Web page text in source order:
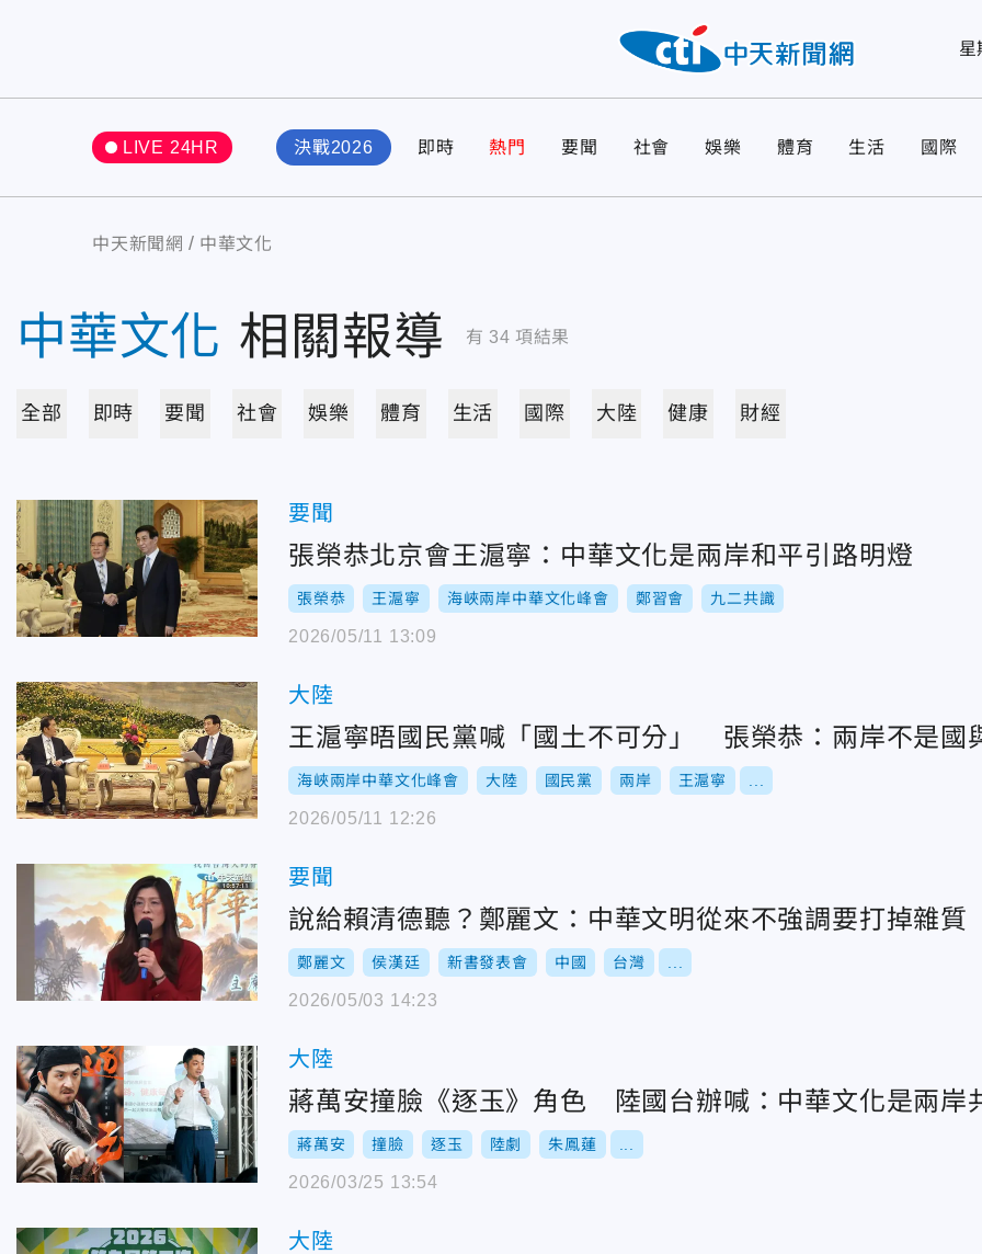
星
LIVE 24HR 決戰2026 即時 熱門 要聞 社會 娛樂 體育 生活 國際
中天新聞網 中華文化
中華文化 相關報導 有 34 項結果
全部 即時 要聞 社會 娛樂 體育 生活 國際 大陸 健康 財經
要聞
張榮恭北京會王滬寧：中華文化是兩岸和平引路明燈
張榮恭 王滬寧 海峽兩岸中華文化峰會 鄭習會 九二共識
2026/05/11 13:09
大陸
王滬寧晤國民黨喊「國土不可分」 張榮恭：兩岸不是國
海峽兩岸中華文化峰會 大陸 國民黨 兩岸 王滬寧
2026/05/11 12:26
要聞
說給賴清德聽？鄭麗文：中華文明從來不強調要打掉雜質
鄭麗文 侯漢廷 新書發表會 中國 台灣
2026/05/03 14:23
大陸
蔣萬安撞臉《逐玉》角色 陸國台辦喊：中華文化是兩岸
蔣萬安 撞臉 逐玉 陸劇 朱鳳蓮
2026/03/25 13:54
大陸